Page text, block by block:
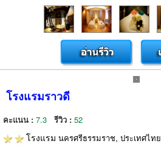
โรงแรมราวดี
คะแนน : 7.3 รีวิว : 52
โรงแรม นครศรีธรรมราช, ประเทศไทย